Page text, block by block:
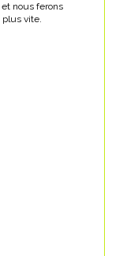
nous ferons
plus vite.